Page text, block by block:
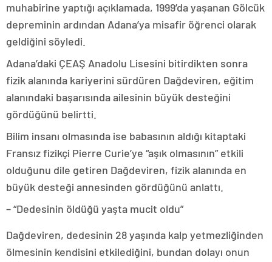
muhabirine yaptığı açıklamada, 1999’da yaşanan Gölcük
depreminin ardından Adana’ya misafir öğrenci olarak
geldiğini söyledi.
Adana’daki ÇEAŞ Anadolu Lisesini bitirdikten sonra
fizik alanında kariyerini sürdüren Dağdeviren, eğitim
alanındaki başarısında ailesinin büyük desteğini
gördüğünü belirtti.
Bilim insanı olmasında ise babasının aldığı kitaptaki
Fransız fizikçi Pierre Curie’ye “aşık olmasının” etkili
olduğunu dile getiren Dağdeviren, fizik alanında en
büyük desteği annesinden gördüğünü anlattı.
– “Dedesinin öldüğü yaşta mucit oldu”
Dağdeviren, dedesinin 28 yaşında kalp yetmezliğinden
ölmesinin kendisini etkilediğini, bundan dolayı onun